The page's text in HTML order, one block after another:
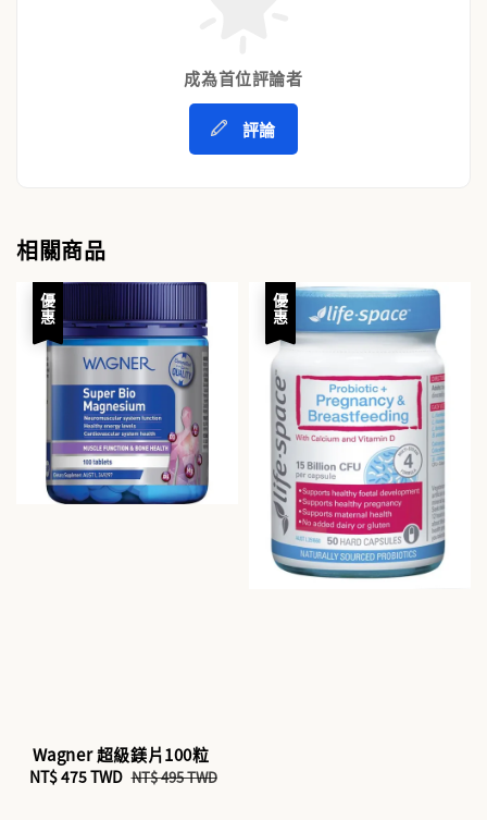
成為首位評論者
評論
相關商品
優惠
Wagner 超級鎂片100粒
Sale
NT$ 475 TWD Regular
NT$ 495 TWD
優惠